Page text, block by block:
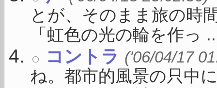
とが、そのまま旅の時
「虹色の光の輪を作っ
コントラ ('06/04/17
ね。都市的風景の只中